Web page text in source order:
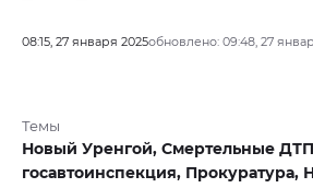
08:15, 27 января 2025обновлено: 09:48, 27
Темы
Новый Уренгой, Смертельные
госавтоинспекция, Прокуратура,